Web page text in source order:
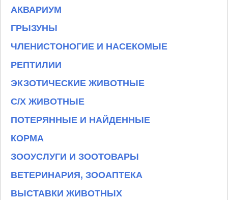
АКВАРИУМ
ГРЫЗУНЫ
ЧЛЕНИСТОНОГИЕ И НАСЕКОМЫЕ
РЕПТИЛИИ
ЭКЗОТИЧЕСКИЕ ЖИВОТНЫЕ
С/Х ЖИВОТНЫЕ
ПОТЕРЯННЫЕ И НАЙДЕННЫЕ
КОРМА
ЗООУСЛУГИ И ЗООТОВАРЫ
ВЕТЕРИНАРИЯ, ЗООАПТЕКА
ВЫСТАВКИ ЖИВОТНЫХ